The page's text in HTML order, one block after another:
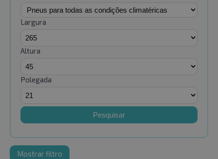
Largura
Altura
Polegada
Pesquisar
Mostrar filtro